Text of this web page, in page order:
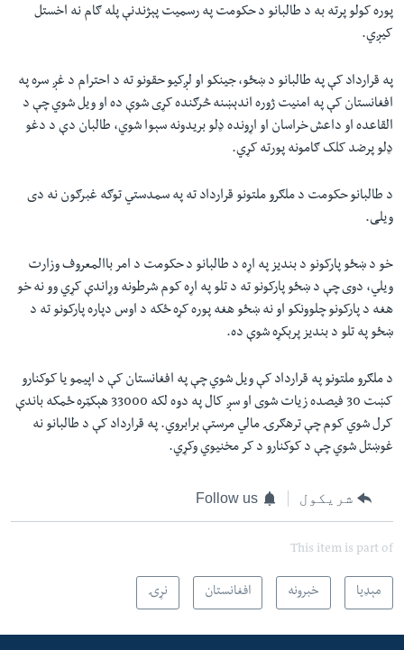
پوره کولو پرته به د طالبانو د حکومت په رسميت پېژندنې پله ګام نه اخستل
کيږي.
په قرارداد کې په طالبانو د ښځو، جينکو او لږکيو حقونو ته د احترام د غږ سره په
افغانستان کې په امنيت ژوره اندېښنه څرګنده کړی شوې ده او ويل شوي چې د
القاعده او داعش خراسان او اړونده ډلو بريدونه سېوا شوي، طالبان دې د دغو
ډلو پرضد کلک ګامونه پورته کړي.
د طالبانو حکومت د ملګرو ملتونو قرارداد ته په سمدستي توګه غبرګون نه دی
ویلی.
خو د ښځو پارکونو د بنديز په اړه د طالبانو د حکومت د امر باالمعروف وزارت
ویلي، دوی چې د ښځو پارکونو ته د تلو په اړه کوم شرطونه وړاندې کړي وو نه خو
هغه د پارکونو چلوونکو او نه ښځو هغه پوره کړه ځکه د اوس دپاره پارکونو ته د
ښځو په تلو د بنديز پرېکړه شوې ده.
د ملګرو ملتونو په قرارداد کې ویل شوي چې په افغانستان کې د اپيمو يا کوکنارو
کښت 30 فيصده زیات شوی او سږ کال په دوه لکه 33000 هېکټره ځمکه باندې
کرل شوي کوم چې ترهګرۍ مالي مرستې برابروي. په قرارداد کې د طالبانو نه
غوښتل شوي چې د کوکنارو د کر مخنيوي وکړي.
شریکول Follow us
This item is part of
مېډیا خبرونه افغانستان نړۍ